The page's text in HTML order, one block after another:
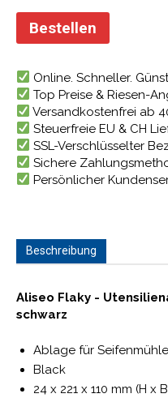
war:
29,75 €
Bestellen
Online. Schneller.
Top Preise & Riesen-
Versandkostenfrei ab
Steuerfreie EU & CH
SSL-Verschlüsselter
Sichere
Persönlicher
Beschreibung
Aliseo Flaky -
schwarz
Ablage für Seifenmühle
Black
24 x 221 x 110 mm (H x